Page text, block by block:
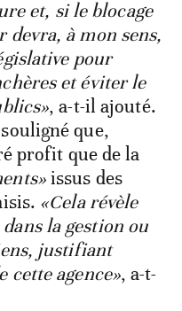
et, si le blocage
devra, à mon sens,
pour
et éviter le
, a-t-il ajouté.
que,
profit que de la
issus des
«Cela révèle
la gestion ou
justifiant
cette agence», a-t-